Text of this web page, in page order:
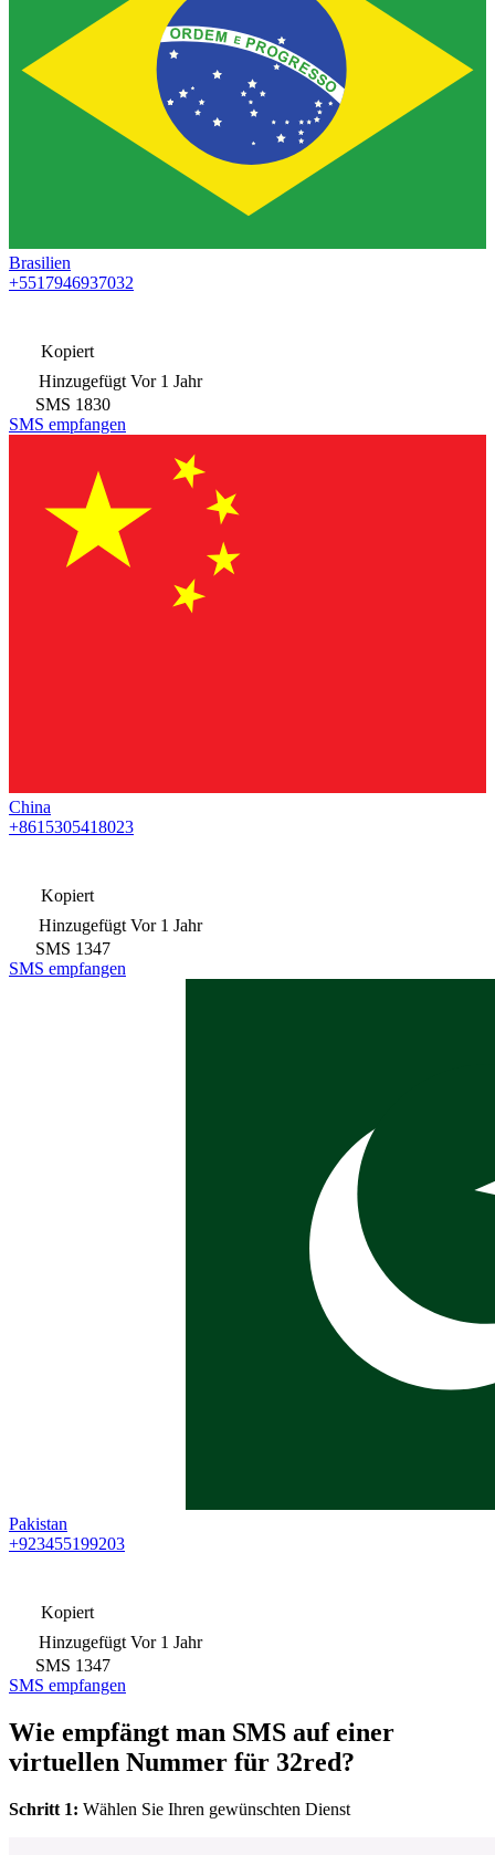
Brasilien
+5517946937032
Kopiert
Hinzugefügt Vor 1 Jahr
SMS 1830
SMS empfangen
China
+8615305418023
Kopiert
Hinzugefügt Vor 1 Jahr
SMS 1347
SMS empfangen
Pakistan
+923455199203
Kopiert
Hinzugefügt Vor 1 Jahr
SMS 1347
SMS empfangen
Wie empfängt man SMS auf einer
virtuellen Nummer für 32red?
Schritt 1: Wählen Sie Ihren gewünschten Dienst